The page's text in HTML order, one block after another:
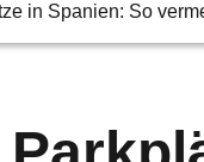
in Spanien: So